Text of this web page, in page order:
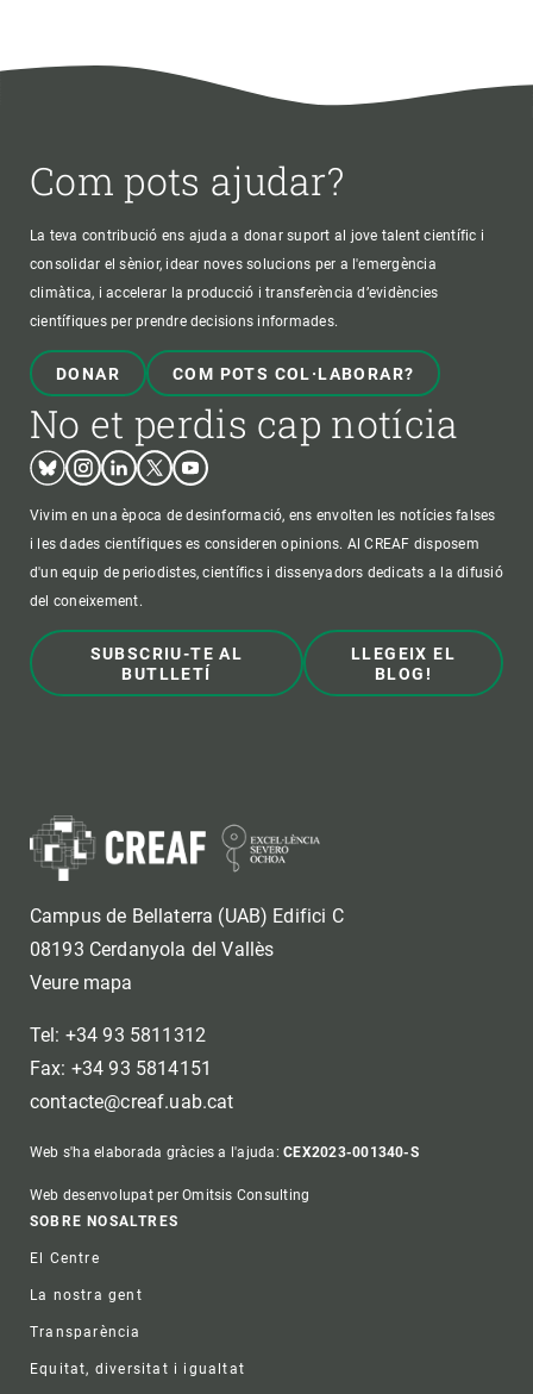
Com pots ajudar?
La teva contribució ens ajuda a donar suport al jove talent científic i
consolidar el sènior, idear noves solucions per a l'emergència
climàtica, i accelerar la producció i transferència d’evidències
científiques per prendre decisions informades.
DONAR COM POTS COL·LABORAR?
No et perdis cap notícia
BlueskyInstagram
LinkedinTwitterYoutube
Vivim en una època de desinformació, ens envolten les notícies falses
i les dades científiques es consideren opinions. Al CREAF disposem
d'un equip de periodistes, científics i dissenyadors dedicats a la difusió
del coneixement.
SUBSCRIU-TE AL
BUTLLETÍ
LLEGEIX EL
BLOG!
Campus de Bellaterra (UAB) Edifici C
08193 Cerdanyola del Vallès
Veure mapa
Tel: +34 93 5811312
Fax: +34 93 5814151
contacte@creaf.uab.cat
Web s'ha elaborada gràcies a l'ajuda:CEX2023-001340-S
Web desenvolupat per Omitsis Consulting
Footer
SOBRE NOSALTRES
El Centre
La nostra gent
Transparència
Equitat, diversitat i igualtat